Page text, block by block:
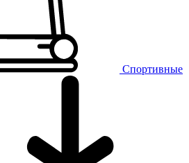
Спортивные